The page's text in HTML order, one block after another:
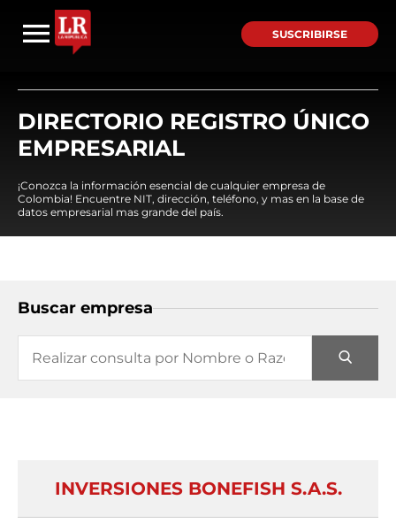
SUSCRIBIRSE
DIRECTORIO REGISTRO ÚNICO
EMPRESARIAL
¡Conozca la información esencial de cualquier empresa de
Colombia! Encuentre NIT, dirección, teléfono, y mas en la base de
datos empresarial mas grande del país.
Buscar empresa
INVERSIONES BONEFISH S.A.S.